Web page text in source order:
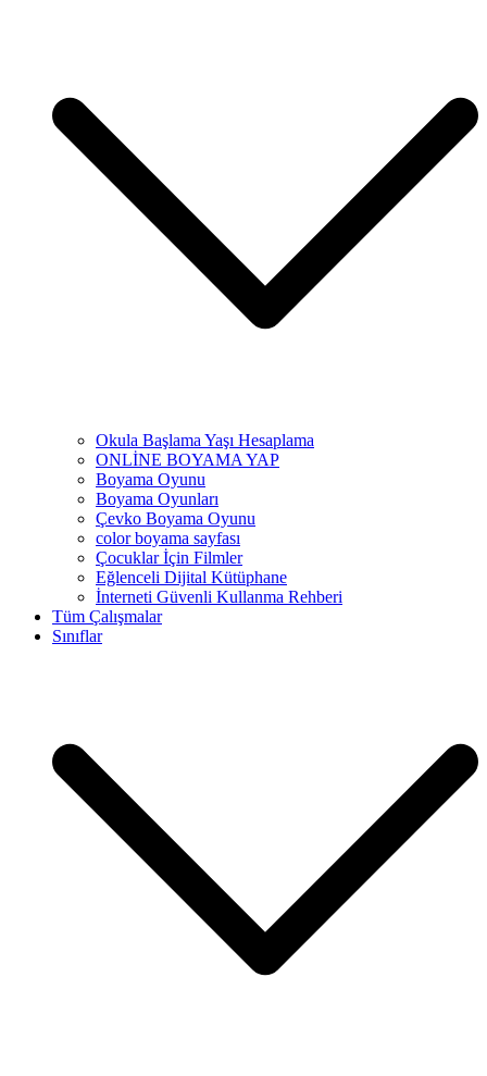
Okula Başlama Yaşı Hesaplama
ONLİNE BOYAMA YAP
Boyama Oyunu
Boyama Oyunları
Çevko Boyama Oyunu
color boyama sayfası
Çocuklar İçin Filmler
Eğlenceli Dijital Kütüphane
İnterneti Güvenli Kullanma Rehberi
Tüm Çalışmalar
Sınıflar